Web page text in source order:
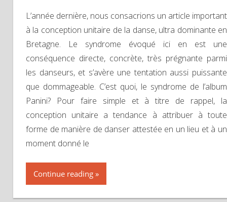
L’année dernière, nous consacrions un article important
à la conception unitaire de la danse, ultra dominante en
Bretagne. Le syndrome évoqué ici en est une
conséquence directe, concrète, très prégnante parmi
les danseurs, et s’avère une tentation aussi puissante
que dommageable. C’est quoi, le syndrome de l’album
Panini? Pour faire simple et à titre de rappel, la
conception unitaire a tendance à attribuer à toute
forme de manière de danser attestée en un lieu et à un
moment donné le
Continue reading